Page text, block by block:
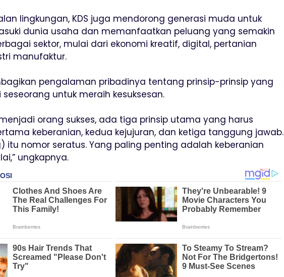
lingkungan, KDS juga mendorong generasi muda untuk
dunia usaha dan memanfaatkan peluang yang semakin
sektor, mulai dari ekonomi kreatif, digital, pertanian
manufaktur.
pengalaman pribadinya tentang prinsip-prinsip yang
seseorang untuk meraih kesuksesan.
orang sukses, ada tiga prinsip utama yang harus
keberanian, kedua kejujuran, dan ketiga tanggung jawab.
itu nomor seratus. Yang paling penting adalah keberanian
ungkapnya.